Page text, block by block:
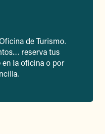
de Turismo.
reserva tus
la oficina o por